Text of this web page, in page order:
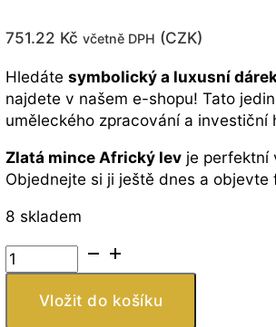
751.22 Kč včetně DPH (CZK)
Hledátesymbolický a luxusní
najdete v našem e-shopu! Tato
uměleckého zpracování a investiční
Zlatá mince Africký lev je perfektní
Objednejte si ji ještě dnes a
8 skladem
Zlatá
mince
Vložit do košíku